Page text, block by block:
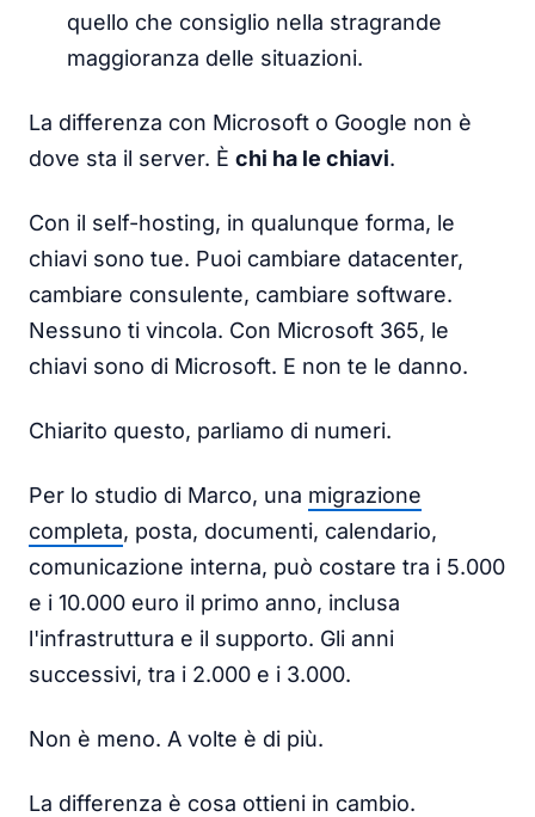
quello che consiglio nella stragrande
maggioranza delle situazioni.
La differenza con Microsoft o Google non è
dove sta il server. È chi ha le chiavi.
Con il self-hosting, in qualunque forma, le
chiavi sono tue. Puoi cambiare datacenter,
cambiare consulente, cambiare software.
Nessuno ti vincola. Con Microsoft 365, le
chiavi sono di Microsoft. E non te le danno.
Chiarito questo, parliamo di numeri.
Per lo studio di Marco, una migrazione
completa, posta, documenti, calendario,
comunicazione interna, può costare tra i 5.000
e i 10.000 euro il primo anno, inclusa
l'infrastruttura e il supporto. Gli anni
successivi, tra i 2.000 e i 3.000.
Non è meno. A volte è di più.
La differenza è cosa ottieni in cambio.